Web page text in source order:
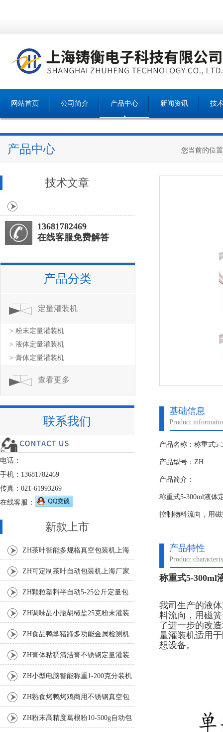
网站首页 公司简介 产品中心 新闻资讯 技
产品中心 您当前的位
基础信息
Product
产品名称：称重式
产品型号：ZH
产品简介：
称重式5-300ml液体
控制物料流向，用
产品特性
Product
称重式5-300ml
我司生产的液
料流向，用磁
了进一步的改
量灌装机适用
想设备。
技术文章
13681782469
在线客服免费解答
产品分类
定量灌装机
> 粉末定量灌装机
> 液体定量灌装机
> 膏体定量灌装机
查看更多
联系我们
电话：
手机：13681782469
传真：021-61993269
在线客服：
新款上市
ZH茶叶智能多规格真空包装机上海
厂家 ZH可定制茶叶自动包装机上海厂家
ZH颗粒塑料半自动5-25公斤定量包
装机 ZH调味品小瓶胡椒盐25克粉末灌装
ZH食品鸭掌猪蹄多功能金属检测机
ZH膏体粘稠清洁膏不锈钢定量灌装
机厂家 ZH小型电脑智能称重1-200克分装机
ZH熟食烤鸭烤鸡商用不锈钢真空包
装机 ZH粉末高精度葛根粉10-500g自动包